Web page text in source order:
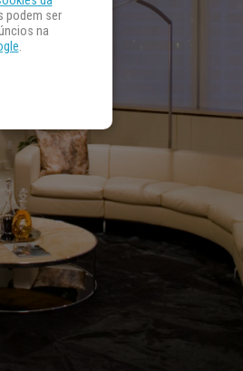
podem ser
na
.